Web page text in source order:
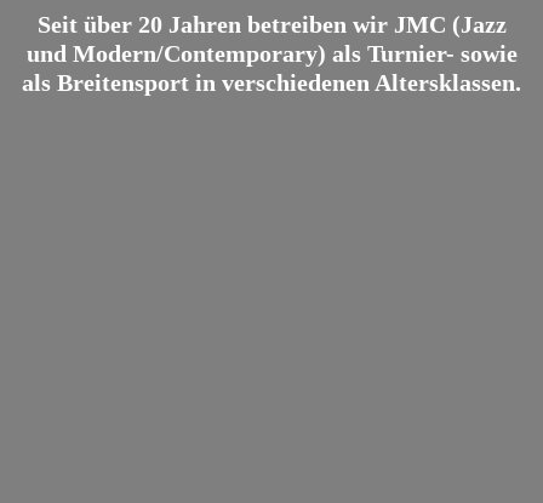
Seit über 20 Jahren betreiben wir JMC (Jazz
und Modern/Contemporary) als Turnier- sowie
als Breitensport in verschiedenen Altersklassen.